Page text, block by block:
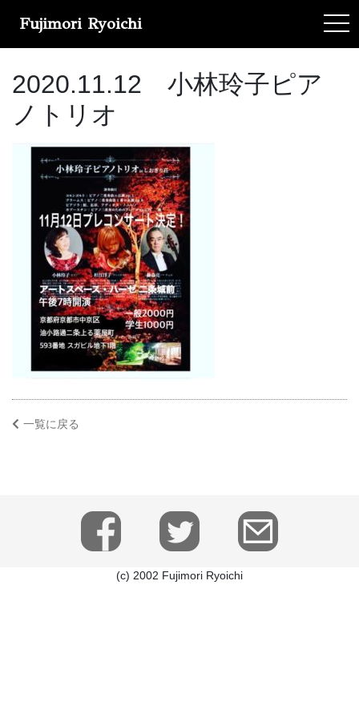
Fujimori Ryoichi
2020.11.12 小林玲子ピア
ノトリオ
一覧に戻る
(c) 2002 Fujimori Ryoichi